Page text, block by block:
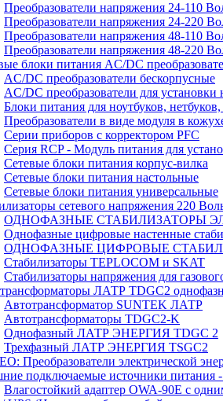
Преобразователи напряжения 24-110
Преобразователи напряжения 24-220
Преобразователи напряжения 48-110
Преобразователи напряжения 48-220
блоки питания AC/DC
AC/DC преобразователи бескорпусные
AC/DC преобразователи для
Блоки питания для ноутбуков,
Преобразователи в виде модуля в
Серии приборов с корректором PFC
Серия RCP - Модуль питания для
Сетевые блоки питания корпус-вилка
Сетевые блоки питания настольные
Сетевые блоки питания универсальные
сетевого напряжения 220
ОДНОФАЗНЫЕ СТАБИЛИЗАТОРЫ
Однофазные цифровые настенные
ОДНОФАЗНЫЕ ЦИФРОВЫЕ
Стабилизаторы TEPLOCOM и SKAT
Стабилизаторы напряжения для
ЛАТР TDGC2
Автотрансформатор SUNTEK ЛАТР
Автотрансформаторы TDGC2-K
Однофазный ЛАТР ЭНЕРГИЯ TDGC 2
Трехфазный ЛАТР ЭНЕРГИЯ TSGC2
Преобразователи электрической
подключаемые источники питания -
Влагостойкий адаптер OWA-90E с